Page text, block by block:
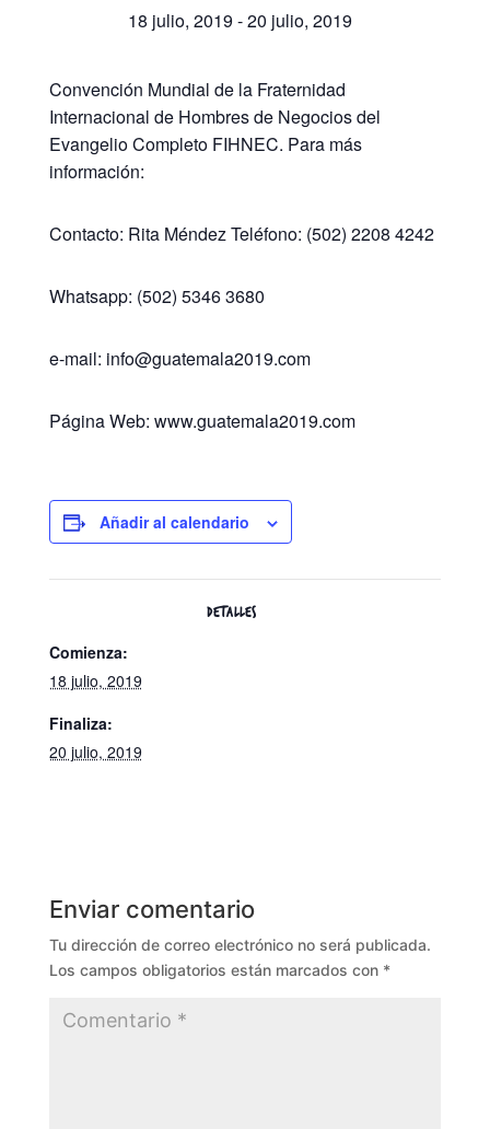
18 julio, 2019 -20 julio, 2019
Convención Mundial de la Fraternidad
Internacional de Hombres de Negocios del
Evangelio Completo FIHNEC. Para más
información:
Contacto: Rita Méndez Teléfono: (502) 2208 4242
Whatsapp: (502) 5346 3680
e-mail: info@guatemala2019.com
Página Web: www.guatemala2019.com
Añadir al calendario
DETALLES
Comienza:
18 julio, 2019
Finaliza:
20 julio, 2019
Enviar comentario
Tu dirección de correo electrónico no será publicada.
Los campos obligatorios están marcados con *